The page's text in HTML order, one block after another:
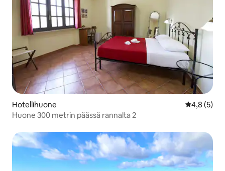
Hotellihuone
4,8 (5)
Huone 300 metrin päässä rannalta 2